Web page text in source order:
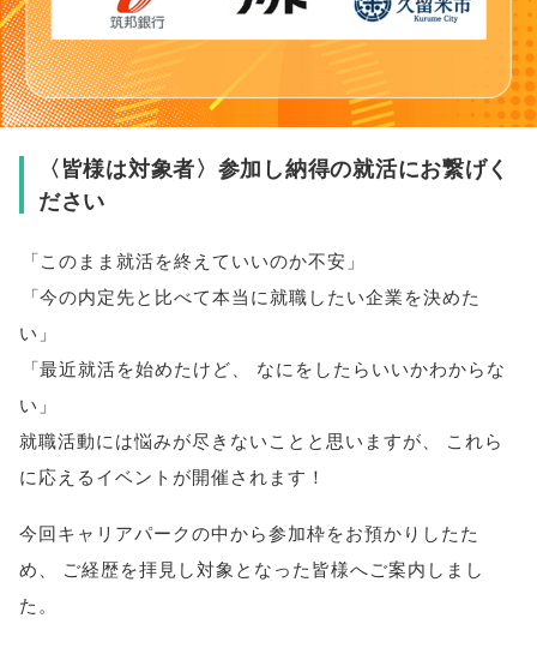
〈皆様は対象者〉参加し納得の就活にお繋げく
ださい
「このまま就活を終えていいのか不安 」
「今の内定先と比べて本当に就職したい企業を決めた
い 」
「最近就活を始めたけど、
なにをしたらいいかわからな
い 」
就職活動には悩みが尽きないことと思いますが、
これら
に応えるイベントが開催されます！
今回キャリアパークの中から参加枠をお預かりしたた
め、 ご経歴を拝見し対象となった皆様へご案内しまし
た。